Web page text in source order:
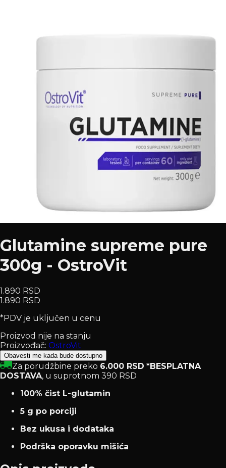
Glutamine supreme pure
300g - OstroVit
1.890 RSD
1.890 RSD
*PDV je uključen u cenu
Proizvod nije na stanju
Proizvođač: OstroVit
Obavesti me kada bude dostupno
Za porudžbine preko 6.000 RSD *BESPLATNA
DOSTAVA, u suprotnom 390 RSD
100% čist L-glutamin
5 g po porciji
Bez ukusa i dodataka
Podrška oporavku mišića